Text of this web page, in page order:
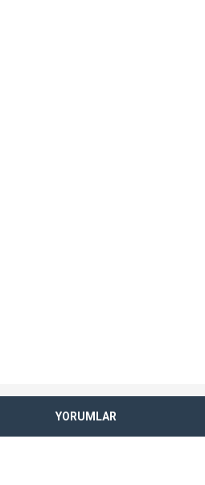
YORUMLAR